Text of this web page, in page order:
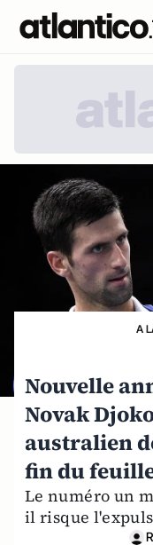
A
Nouvelle
Novak
australien
fin du
Le numéro un
il risque